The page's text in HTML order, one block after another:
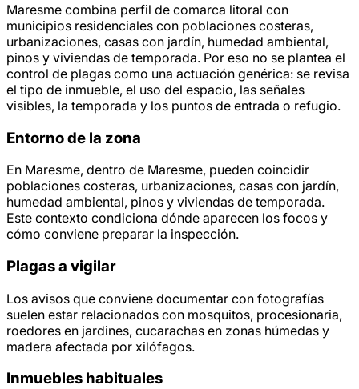
Maresme combina perfil de comarca litoral con
municipios residenciales con poblaciones costeras,
urbanizaciones, casas con jardín, humedad ambiental,
pinos y viviendas de temporada. Por eso no se plantea el
control de plagas como una actuación genérica: se revisa
el tipo de inmueble, el uso del espacio, las señales
visibles, la temporada y los puntos de entrada o refugio.
Entorno de la zona
En Maresme, dentro de Maresme, pueden coincidir
poblaciones costeras, urbanizaciones, casas con jardín,
humedad ambiental, pinos y viviendas de temporada.
Este contexto condiciona dónde aparecen los focos y
cómo conviene preparar la inspección.
Plagas a vigilar
Los avisos que conviene documentar con fotografías
suelen estar relacionados con mosquitos, procesionaria,
roedores en jardines, cucarachas en zonas húmedas y
madera afectada por xilófagos.
Inmuebles habituales